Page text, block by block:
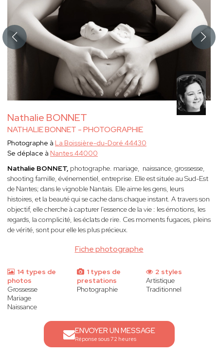
Nathalie BONNET
NATHALIE BONNET - PHOTOGRAPHIE
Fiche photographe
Photographe à La Boissière-du-Doré 44430
Se déplace à Nantes 44000
Nathalie BONNET, photographe. mariage, naissance, grossesse,
shooting famille, événementiel, entreprise. Elle est située au Sud-Est
de Nantes; dans le vignoble Nantais. Elleaime les gens, leurs
histoires, et la beauté qui se cache dans chaque instant. A travers son
objectif, elle cherche à capturer l'essence de la vie : les émotions, les
regards, la complicité, les éclats de rire. Ces moments fugaces, pleins
de vérité, sont pour elle les plus précieux.
14 types de
photos
Grossesse
Mariage
Naissance
1 types de
prestations
Photographie
2 styles
Artistique
Traditionnel
ENVOYER UN MESSAGE
Réponse sous 72 heures